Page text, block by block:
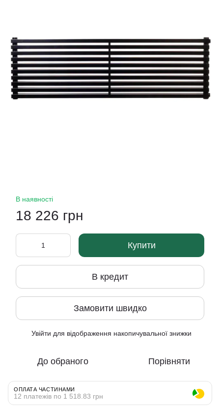
В наявності
18 226 грн
Купити
В кредит
Замовити швидко
Увійти для відображення накопичувальної знижки
До обраного Порівняти
ОПЛАТА ЧАСТИНАМИ
12 платежів по 1 518.83 грн